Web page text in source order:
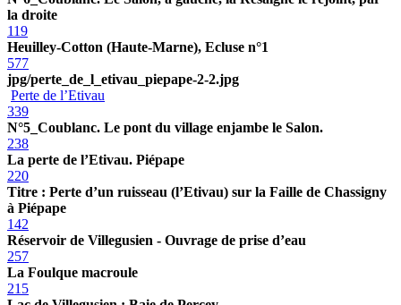
la droite
119
Heuilley-Cotton (Haute-Marne), Ecluse n°1
577
jpg/perte_de_l_etivau_piepape-2-2.jpg
Perte de l’Etivau
339
N°5_Coublanc. Le pont du village enjambe le Salon.
238
La perte de l’Etivau. Piépape
220
Titre : Perte d’un ruisseau (l’Etivau) sur la Faille de Chassigny
à Piépape
142
Réservoir de Villegusien - Ouvrage de prise d’eau
257
La Foulque macroule
215